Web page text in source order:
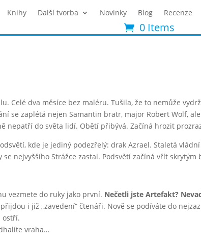
Knihy Další tvorba Novinky Blog Recenze
0 Items
Celé dva měsíce bez maléru. Tušila, že to nemůže
se zaplétá nejen Samantin bratr, major Robert Wolf,
nepatří do světa lidí. Obětí přibývá. Začíná hrozit
kde je jediný podezřelý: drak Azrael. Staletá
nejvyššího Strážce zastal. Podsvětí začíná vřít skrytým
vezmete do ruky jako první. Nečetli jste Artefakt?
i již „zavedení“ čtenáři. Nově se podíváte do
ostří.
vraha…